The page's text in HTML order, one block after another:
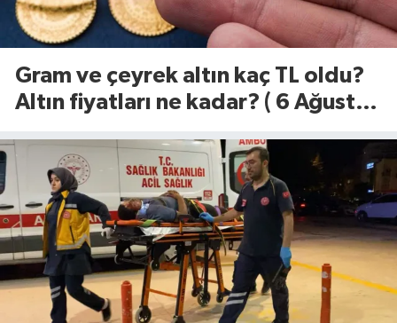
Gram ve çeyrek altın kaç TL oldu?
Altın fiyatları ne kadar? ( 6 Ağustos